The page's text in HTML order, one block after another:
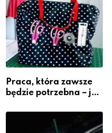
Praca, która zawsze
będzie potrzebna – jak
zawodem przyszłości i
gdzie się go nauczyć?